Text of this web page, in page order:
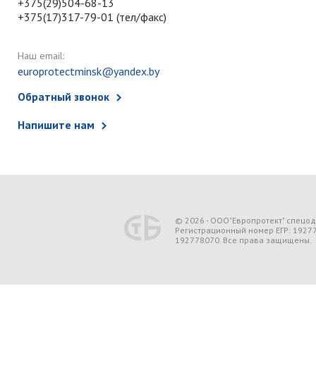
+375(29)504-68-13
+375(17)317-79-01 (тел/факс)
Наш email:
europrotectminsk@yandex.by
Обратный звонок
Напишите нам
© 2026 - ООО"Европротект"
Регистрационный номер ЕГР:
192778070. Все права защищены.